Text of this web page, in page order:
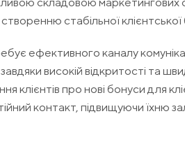
стабільної клієнтської
ефективного каналу
високій відкритості та
клієнтів про нові бонуси для
контакт, підвищуючи їхню